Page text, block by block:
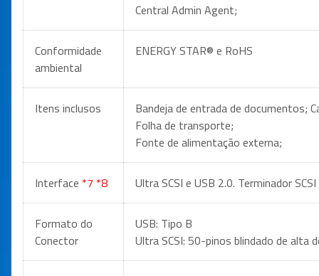
Central Admin Agent;
Conformidade
ambiental
ENERGY STAR® e RoHS
Itens inclusos
Bandeja de entrada de documentos;
Folha de transporte;
Fonte de alimentação externa;
Interface *7 *8 Ultra SCSI e USB 2.0. Terminador
Formato do
Conector
USB: Tipo B
Ultra SCSI: 50-pinos blindado de alta